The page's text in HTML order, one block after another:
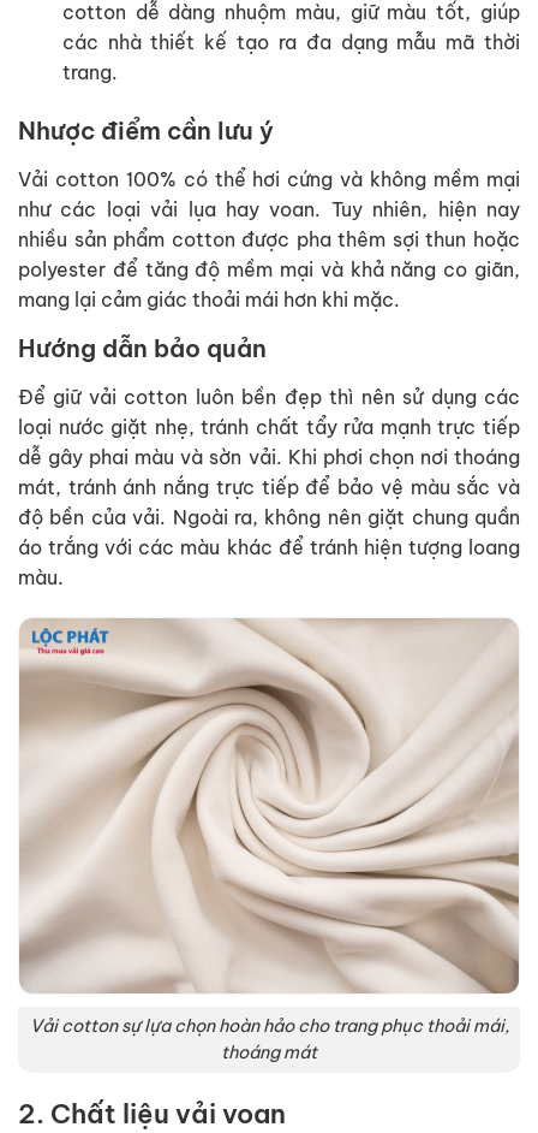
cotton dễ dàng nhuộm màu, giữ màu tốt, giúp
các nhà thiết kế tạo ra đa dạng mẫu mã thời
trang.
Nhược điểm cần lưu ý
Vải cotton 100% có thể hơi cứng và không mềm mại
như các loại vải lụa hay voan. Tuy nhiên, hiện nay
nhiều sản phẩm cotton được pha thêm sợi thun hoặc
polyester để tăng độ mềm mại và khả năng co giãn,
mang lại cảm giác thoải mái hơn khi mặc.
Hướng dẫn bảo quản
Để giữ vải cotton luôn bền đẹp thì nên sử dụng các
loại nước giặt nhẹ, tránh chất tẩy rửa mạnh trực tiếp
dễ gây phai màu và sờn vải. Khi phơi chọn nơi thoáng
mát, tránh ánh nắng trực tiếp để bảo vệ màu sắc và
độ bền của vải. Ngoài ra, không nên giặt chung quần
áo trắng với các màu khác để tránh hiện tượng loang
màu.
Vải cotton sự lựa chọn hoàn hảo cho trang phục thoải mái,
thoáng mát
2. Chất liệu vải voan